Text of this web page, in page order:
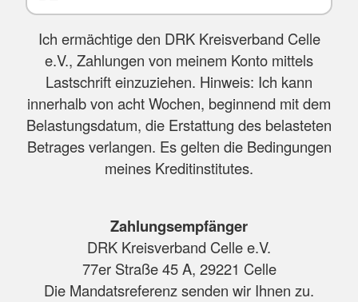
Ich ermächtige den DRK Kreisverband Celle
e.V., Zahlungen von meinem Konto mittels
Lastschrift einzuziehen. Hinweis: Ich kann
innerhalb von acht Wochen, beginnend mit dem
Belastungsdatum, die Erstattung des belasteten
Betrages verlangen. Es gelten die Bedingungen
meines Kreditinstitutes.
Zahlungsempfänger
DRK Kreisverband Celle e.V.
77er Straße 45 A, 29221 Celle
Die Mandatsreferenz senden wir Ihnen zu.